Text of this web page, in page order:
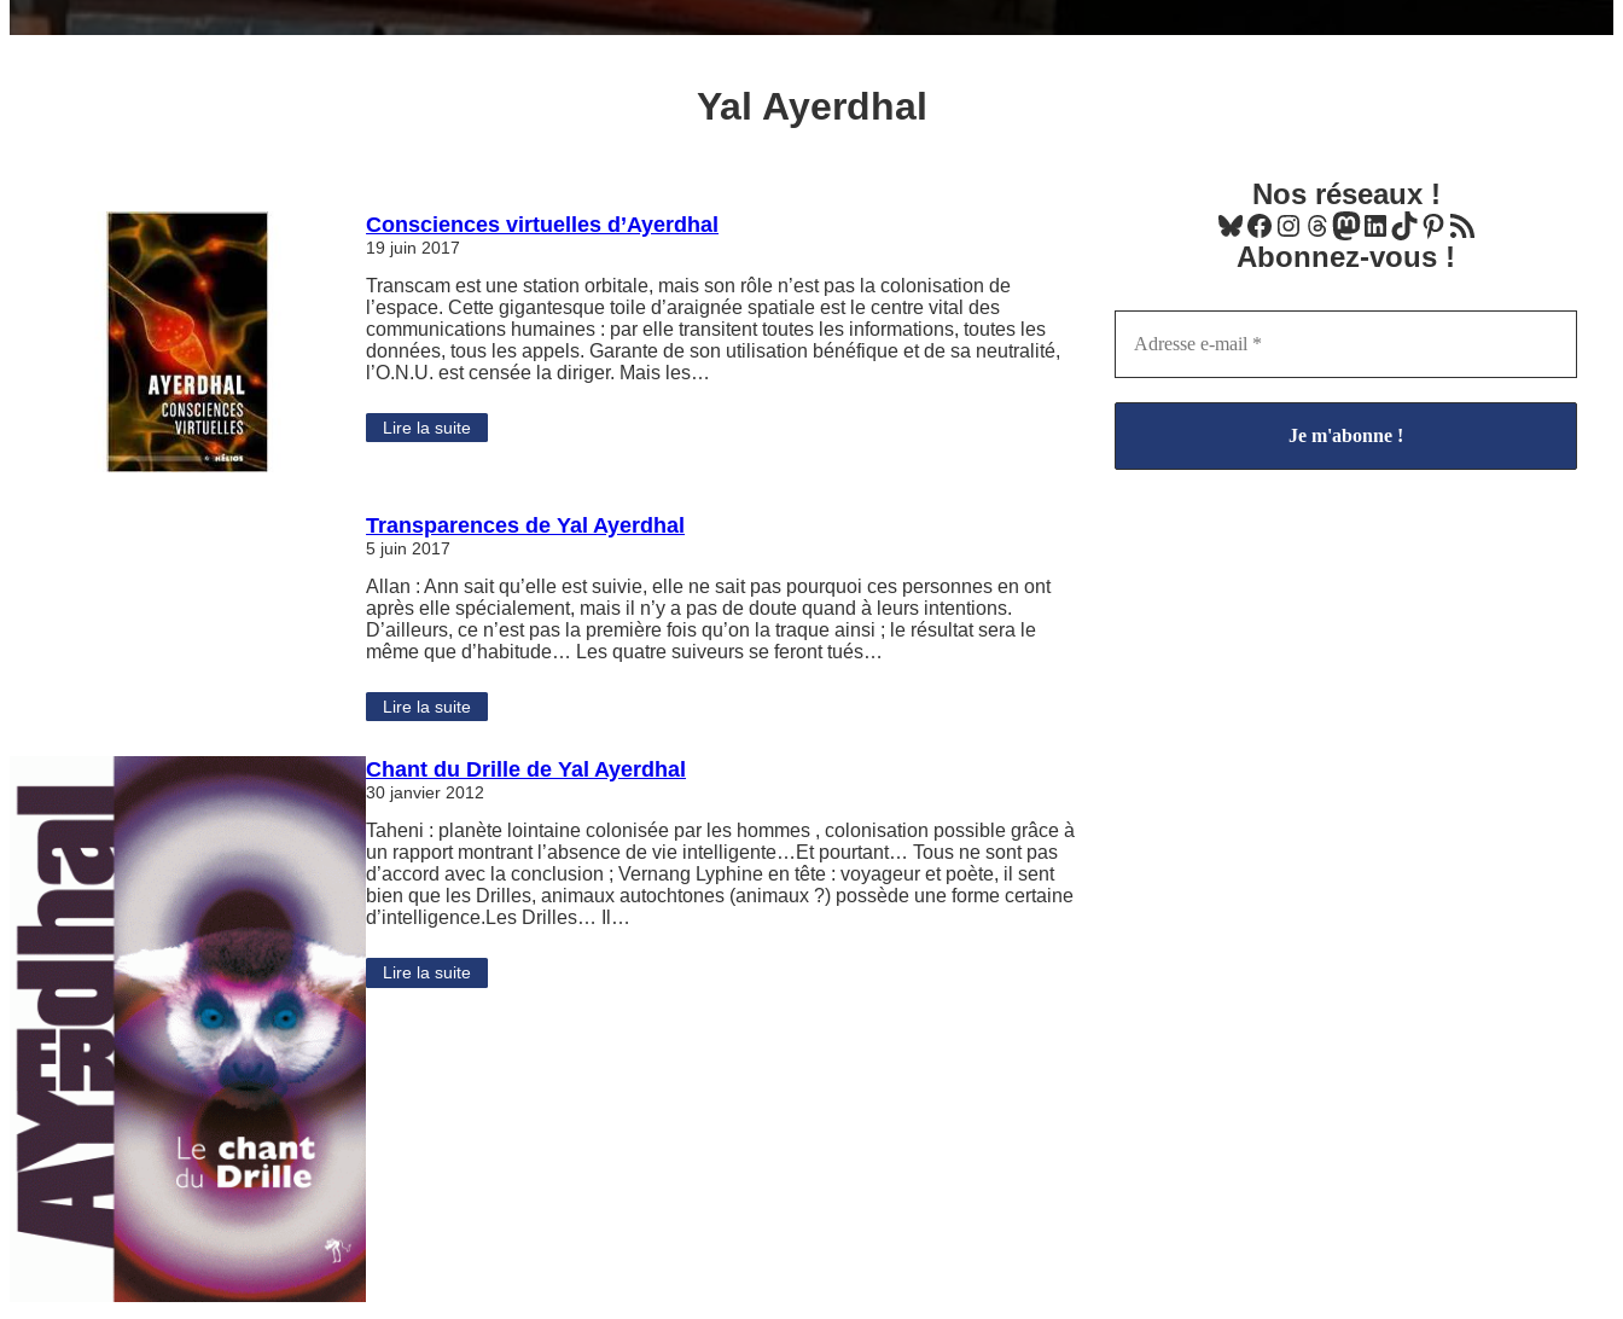
Yal Ayerdhal
Consciences virtuelles d’Ayerdhal
19 juin 2017
Transcam est une station orbitale, mais son rôle n’est pas la colonisation de
l’espace. Cette gigantesque toile d’araignée spatiale est le centre vital des
communications humaines : par elle transitent toutes les informations, toutes les
données, tous les appels. Garante de son utilisation bénéfique et de sa neutralité,
l’O.N.U. est censée la diriger. Mais les…
Lire la suite
Transparences de Yal Ayerdhal
5 juin 2017
Allan : Ann sait qu’elle est suivie, elle ne sait pas pourquoi ces personnes en ont
après elle spécialement, mais il n’y a pas de doute quand à leurs intentions.
D’ailleurs, ce n’est pas la première fois qu’on la traque ainsi ; le résultat sera le
même que d’habitude… Les quatre suiveurs se feront tués…
Lire la suite
Chant du Drille de Yal Ayerdhal
30 janvier 2012
Taheni : planète lointaine colonisée par les hommes , colonisation possible grâce à
un rapport montrant l’absence de vie intelligente…Et pourtant… Tous ne sont pas
d’accord avec la conclusion ; Vernang Lyphine en tête : voyageur et poète, il sent
bien que les Drilles, animaux autochtones (animaux ?) possède une forme certaine
d’intelligence.Les Drilles… Il…
Lire la suite
Nos réseaux !
Bluesky Facebook Instagram Threads Mastodon LinkedIn TikTok Pinterest
Flux RSS
Abonnez-vous !